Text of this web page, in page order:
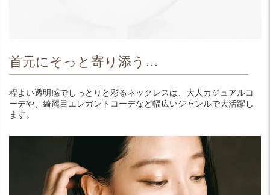
首元にそっと寄り添う…
程よい透明感でしっとりと彩るネックレスは、大人カジュアルコ
ーデや、綺麗目エレガントコーデなど幅広いジャンルで大活躍し
ます。